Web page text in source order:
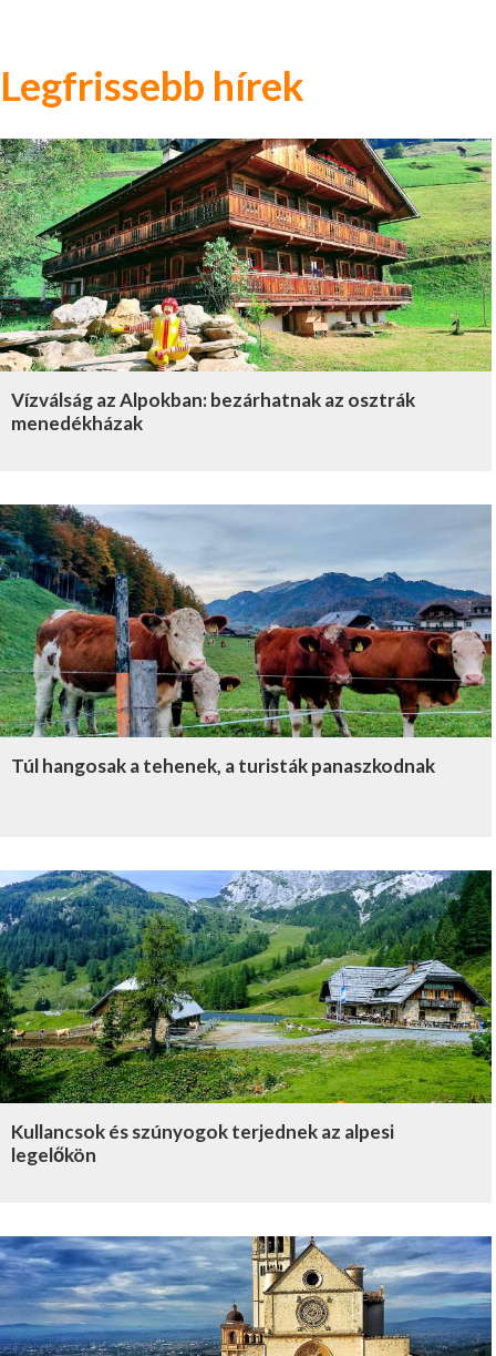
Legfrissebb hírek
Vízválság az Alpokban: bezárhatnak az osztrák
menedékházak
Túl hangosak a tehenek, a turisták panaszkodnak
Kullancsok és szúnyogok terjednek az alpesi
legelőkön